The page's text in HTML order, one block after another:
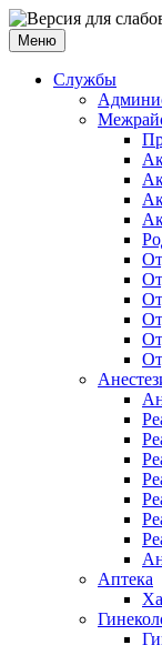
Меню
Службы
Аптека